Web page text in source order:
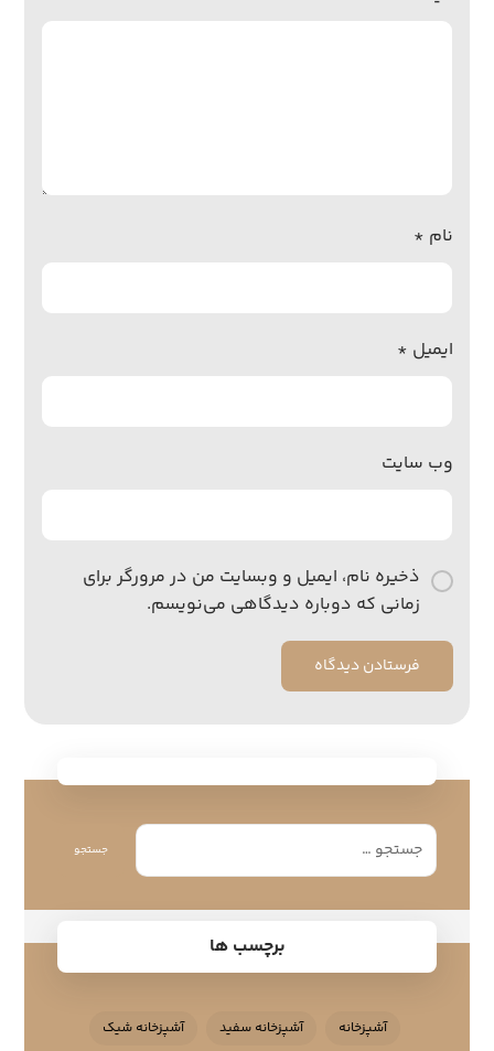
نام *
ایمیل *
وب‌ سایت
ذخیره نام، ایمیل و وبسایت من در مرورگر برای
زمانی که دوباره دیدگاهی می‌نویسم.
فرستادن دیدگاه
جستجو
برچسب ها
آشپزخانه آشپزخانه سفید آشپزخانه شیک